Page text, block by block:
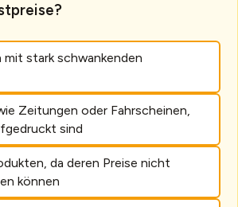
stark schwankenden
Zeitungen oder Fahrscheinen,
sind
da deren Preise nicht
können